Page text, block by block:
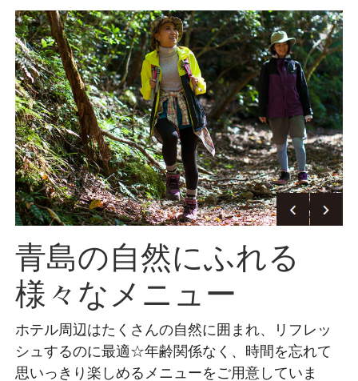
青島の自然にふれる
様々なメニュー
ホテル周辺はたくさんの自然に囲まれ、リフレッ
シュするのに最適☆年齢関係なく、時間を忘れて
思いっきり楽しめるメニューをご用意していま